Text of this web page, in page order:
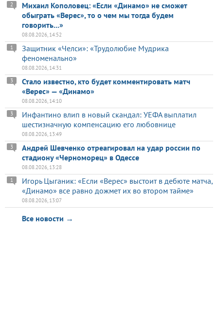
Михаил Кополовец: «Если «Динамо» не сможет
обыграть «Верес», то о чем мы тогда будем
говорить...»
2
08.08.2026, 14:52
Защитник «Челси»: «Трудолюбие Мудрика
феноменально»
1
08.08.2026, 14:31
Стало известно, кто будет комментировать матч
«Верес» — «Динамо»
3
08.08.2026, 14:10
Инфантино влип в новый скандал: УЕФА выплатил
шестизначную компенсацию его любовнице
3
08.08.2026, 13:49
Андрей Шевченко отреагировал на удар россии по
стадиону «Черноморец» в Одессе
3
08.08.2026, 13:28
Игорь Цыганик: «Если «Верес» выстоит в дебюте матча,
«Динамо» все равно дожмет их во втором тайме»
1
08.08.2026, 13:07
Все новости →